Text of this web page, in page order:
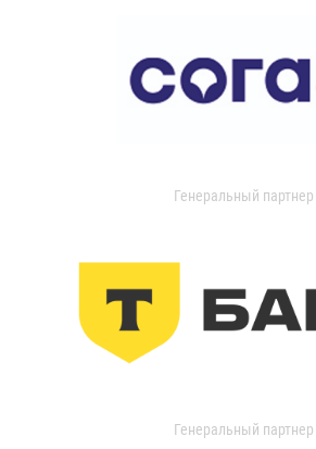
Генеральный партнер
Генеральный партнер